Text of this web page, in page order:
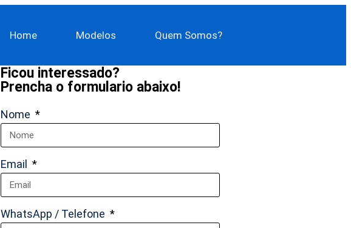
Home Modelos Quem Somos?
Ficou interessado?
Prencha o formulario abaixo!
Nome
Email
WhatsApp / Telefone